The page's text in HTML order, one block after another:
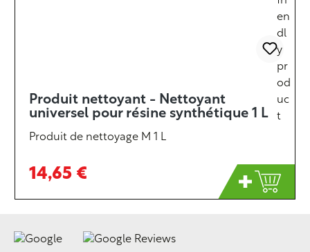
Produit nettoyant - Nettoyant
universel pour résine synthétique 1 L
Produit de nettoyage M 1 L
14,65 €